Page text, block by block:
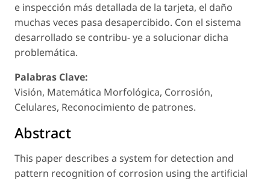
e inspección más detallada de la tarjeta, el daño
muchas veces pasa desapercibido. Con el sistema
desarrollado se contribu- ye a solucionar dicha
problemática.
Palabras Clave:
Visión, Matemática Morfológica, Corrosión,
Celulares, Reconocimiento de patrones.
Abstract
This paper describes a system for detection and
pattern recognition of corrosion using the artificial